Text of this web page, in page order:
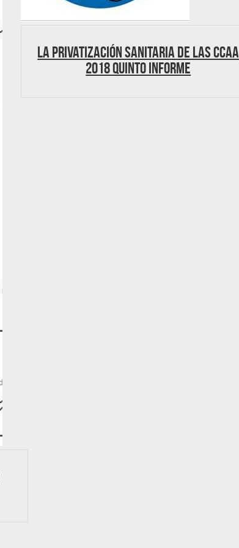
LA PRIVATIZACIÓN SANITARIA DE LAS CCAA
2018 QUINTO INFORME